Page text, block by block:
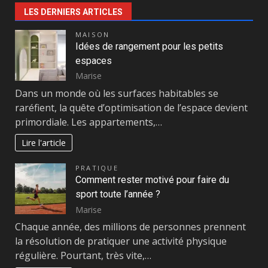
LES DERNIERS ARTICLES
MAISON
Idées de rangement pour les petits
espaces
Marise
Dans un monde où les surfaces habitables se
raréfient, la quête d’optimisation de l’espace devient
primordiale. Les appartements,…
Lire l'article
PRATIQUE
Comment rester motivé pour faire du
sport toute l’année ?
Marise
Chaque année, des millions de personnes prennent
la résolution de pratiquer une activité physique
régulière. Pourtant, très vite,…